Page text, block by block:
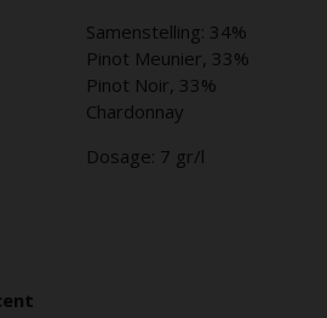
Samenstelling: 34%
Pinot Meunier, 33%
Pinot Noir, 33%
Chardonnay
Dosage: 7 gr/l